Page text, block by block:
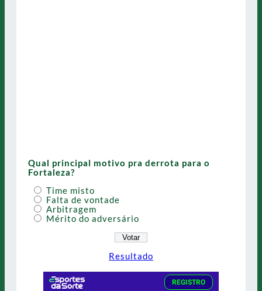
Qual principal motivo pra derrota para o
Fortaleza?
Time misto
Falta de vontade
Arbitragem
Mérito do adversário
Resultado